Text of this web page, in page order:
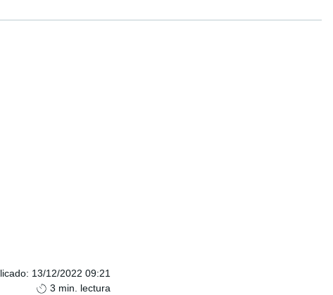
: 13/12/2022 09:21
3 min. lectura